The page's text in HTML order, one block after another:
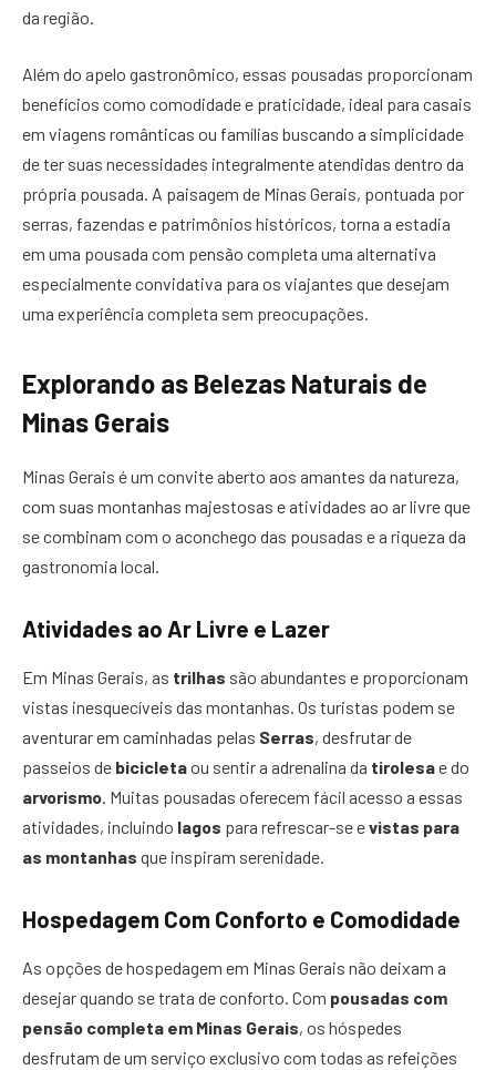
da região.
Além do apelo gastronômico, essas pousadas proporcionam
benefícios como comodidade e praticidade, ideal para casais
em viagens românticas ou famílias buscando a simplicidade
de ter suas necessidades integralmente atendidas dentro da
própria pousada. A paisagem de Minas Gerais, pontuada por
serras, fazendas e patrimônios históricos, torna a estadia
em uma pousada com pensão completa uma alternativa
especialmente convidativa para os viajantes que desejam
uma experiência completa sem preocupações.
Explorando as Belezas Naturais de
Minas Gerais
Minas Gerais é um convite aberto aos amantes da natureza,
com suas montanhas majestosas e atividades ao ar livre que
se combinam com o aconchego das pousadas e a riqueza da
gastronomia local.
Atividades ao Ar Livre e Lazer
Em Minas Gerais, as trilhas são abundantes e proporcionam
vistas inesquecíveis das montanhas. Os turistas podem se
aventurar em caminhadas pelas Serras, desfrutar de
passeios de bicicletaou sentir a adrenalina da tirolesae do
arvorismo. Muitas pousadas oferecem fácil acesso a essas
atividades, incluindo lagos para refrescar-se evistas para
as montanhas que inspiram serenidade.
Hospedagem Com Conforto e Comodidade
As opções de hospedagem em Minas Gerais não deixam a
desejar quando se trata de conforto. Com pousadas com
pensão completa em Minas Gerais, os hóspedes
desfrutam de um serviço exclusivo com todas as refeições